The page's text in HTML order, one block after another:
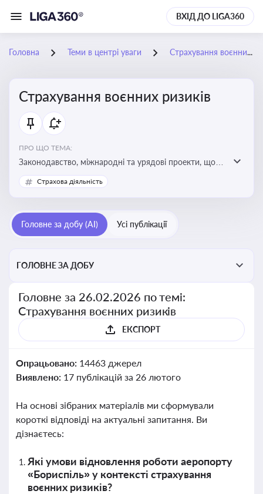
ВХІД ДО LIGA360
Головна Теми в центрі уваги Страхування воєнних ризиків
Страхування воєнних ризиків
ПРО ЩО ТЕМА:
Законодавство, міжнародні та урядові проекти, що
визначають та знижують воєнні ризики для власників
майна, боржників та кредиторів
Страхова діяльність
Головне за добу (AI) Усі публікації
ГОЛОВНЕ ЗА ДОБУ
Головне за 26.02.2026 по темі:
Страхування воєнних ризиків
ЕКСПОРТ
Опрацьовано: 14463 джерел
Виявлено: 17 публікацій за 26 лютого
На основі зібраних матеріалів ми сформували
короткі відповіді на актуальні запитання. Ви
дізнаєтесь:
Які умови відновлення роботи аеропорту
«Бориспіль» у контексті страхування
воєнних ризиків?